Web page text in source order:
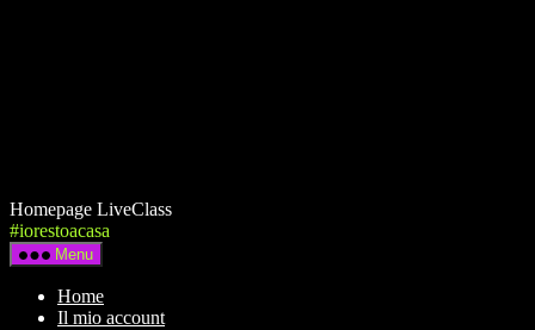
Homepage LiveClass
#iorestoacasa
Menu
Home
Il mio account